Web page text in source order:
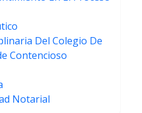
Del Colegio De
Contencioso
Notarial